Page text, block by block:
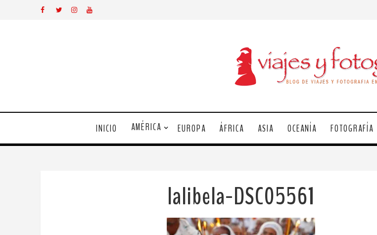
INICIO AMÉRICA EUROPA ÁFRICA ASIA OCEANÍA FOTOGRAFÍA
lalibela-DSC05561